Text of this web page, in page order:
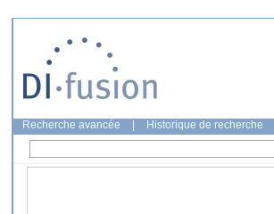
Recherche avancée Historique de recherche